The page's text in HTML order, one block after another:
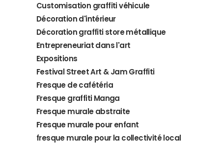
Customisation graffiti véhicule
Décoration d'intérieur
Décoration graffiti store métallique
Entrepreneuriat dans l'art
Expositions
Festival Street Art & Jam Graffiti
Fresque de cafétéria
Fresque graffiti Manga
Fresque murale abstraite
Fresque murale pour enfant
fresque murale pour la collectivité local